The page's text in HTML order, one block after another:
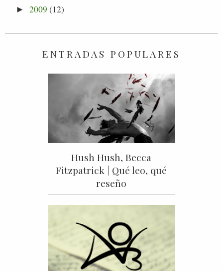
►2009 (12)
ENTRADAS POPULARES
Hush Hush, Becca
Fitzpatrick | Qué leo, qué
reseño